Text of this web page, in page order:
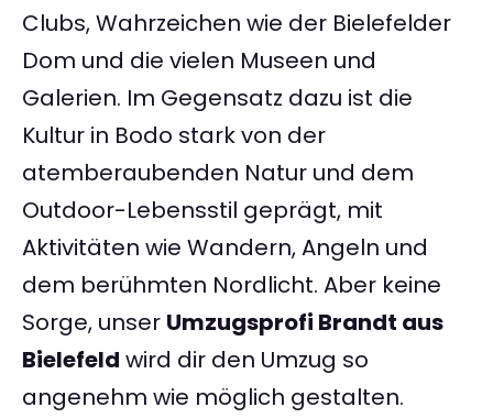
Clubs, Wahrzeichen wie der Bielefelder
Dom und die vielen Museen und
Galerien. Im Gegensatz dazu ist die
Kultur in Bodo stark von der
atemberaubenden Natur und dem
Outdoor-Lebensstil geprägt, mit
Aktivitäten wie Wandern, Angeln und
dem berühmten Nordlicht. Aber keine
Sorge, unser Umzugsprofi Brandt aus
Bielefeld wird dir den Umzug so
angenehm wie möglich gestalten.